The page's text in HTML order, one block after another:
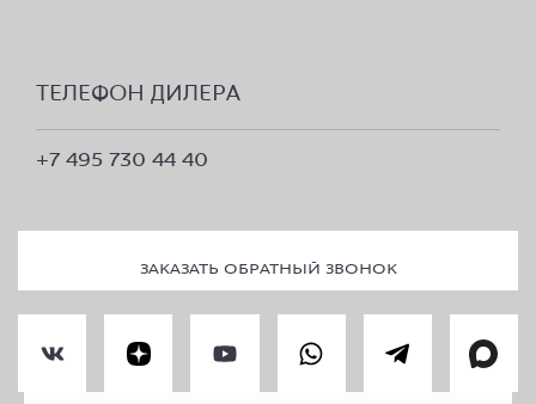
ТЕЛЕФОН ДИЛЕРА
+7 495 730 44 40
ЗАКАЗАТЬ ОБРАТНЫЙ ЗВОНОК